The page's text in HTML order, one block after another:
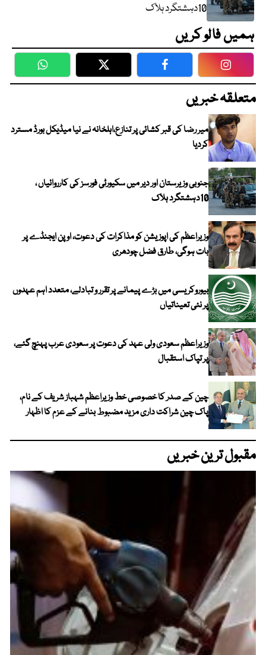
10دہشتگرد ہلاک
ہمیں فالو کریں
WhatsApp Twitter Facebook
متعلقہ خبریں
میر رضا کی قبر کشائی پر تنازع،اہلخانہ نے نیا میڈیکل بورڈ مسترد
کردیا
جنوبی وزیرستان اور دیر میں سکیورٹی فورسز کی کارروائیاں ،
10دہشتگرد ہلاک
وزیراعظم کی اپوزیشن کو مذاکرات کی دعوت، اوپن ایجنڈے پر
بات ہوگی، طارق فضل چودھری
بیوروکریسی میں بڑے پیمانے پر تقرر و تبادلے، متعدد اہم عہدوں
پر نئی تعیناتیاں
وزیراعظم سعودی ولی عہد کی دعوت پر سعودی عرب پہنچ گئے،
پر تپاک استقبال
چین کے صدر کا خصوصی خط وزیراعظم شہباز شریف کے نام،
پاک چین شراکت داری مزید مضبوط بنانے کے عزم کا اظہار
مقبول ترین خبریں